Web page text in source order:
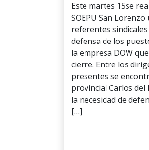
Este martes 15se
SOEPU San Lorenzo
referentes
defensa de los
la empresa DOW
cierre. Entre los
presentes se
provincial Carlos del
la necesidad de
[…]